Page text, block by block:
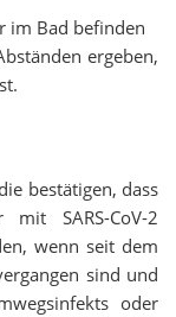
im Bad befinden
ergeben,
bestätigen, dass
SARS-CoV-2
wenn seit dem
sind und
oder